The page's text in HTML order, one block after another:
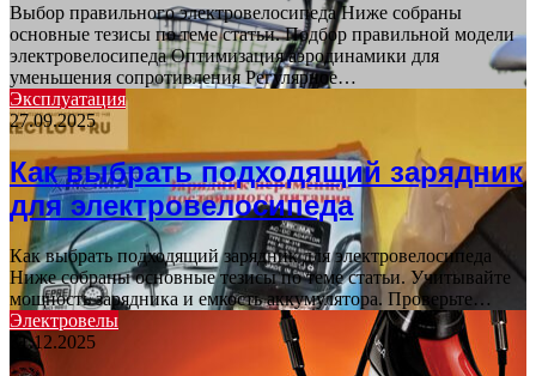
Выбор правильного электровелосипеда Ниже собраны
основные тезисы по теме статьи. Подбор правильной модели
электровелосипеда Оптимизация аэродинамики для
уменьшения сопротивления Регулярное…
Эксплуатация
27.09.2025
Как выбрать подходящий зарядник
для электровелосипеда
Как выбрать подходящий зарядник для электровелосипеда
Ниже собраны основные тезисы по теме статьи. Учитывайте
мощность зарядника и емкость аккумулятора. Проверьте…
Электровелы
31.12.2025